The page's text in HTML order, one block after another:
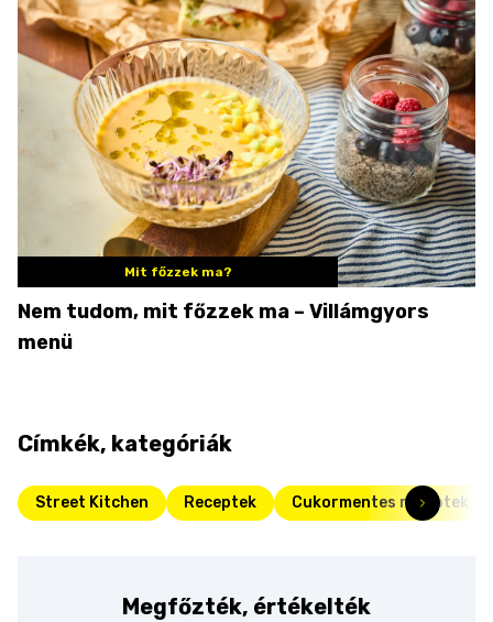
Mit főzzek ma?
Nem tudom, mit főzzek ma – Villámgyors
menü
Címkék, kategóriák
Street Kitchen Receptek Cukormentes receptek
Megfőzték, értékelték